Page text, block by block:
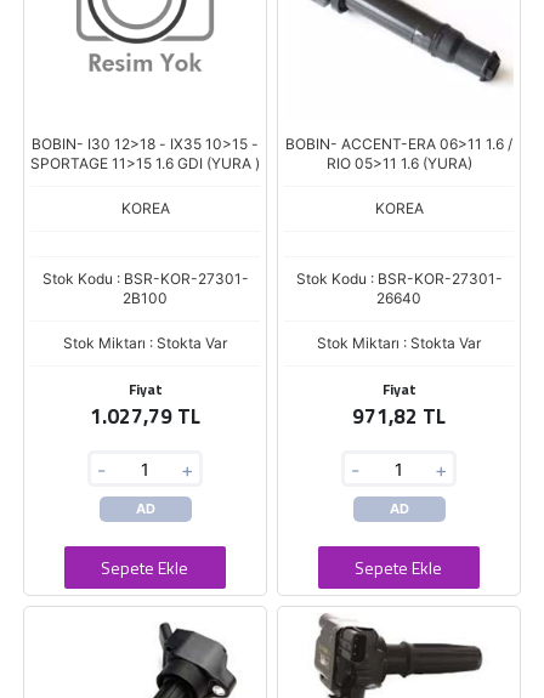
BOBIN- I30 12>18 - IX35 10>15 -
SPORTAGE 11>15 1.6 GDI (YURA )
KOREA
Stok Kodu : BSR-KOR-27301-
2B100
Stok Miktarı : Stokta Var
Fiyat
1.027,79 TL
- +
AD
Sepete Ekle
BOBIN- ACCENT-ERA 06>11 1.6 /
RIO 05>11 1.6 (YURA)
KOREA
Stok Kodu : BSR-KOR-27301-
26640
Stok Miktarı : Stokta Var
Fiyat
971,82 TL
- +
AD
Sepete Ekle